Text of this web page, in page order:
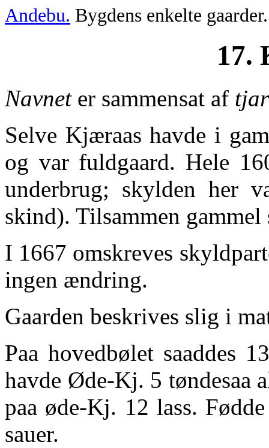
Andebu. Bygdens enkelte
17.
Navneter sammensat af
Selve Kjæraas havde i
og var fuldgaard. Hele
underbrug; skylden her
skind). Tilsammen
I 1667 omskreves
ingen ændring.
Gaarden beskrives slig i
Paa hovedbølet saaddes
havde Øde-Kj. 5 tøndesaa
paa øde-Kj. 12 lass.
sauer.